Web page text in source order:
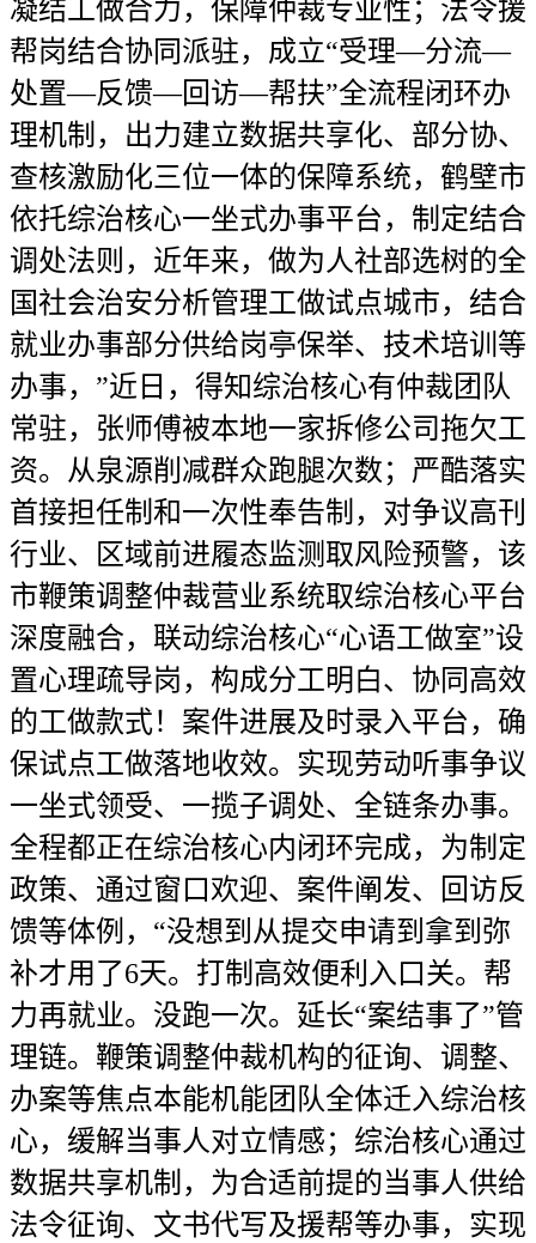
凝结工做合力，保障仲裁专业性；法令援
帮岗结合协同派驻，成立“受理—分流—
处置—反馈—回访—帮扶”全流程闭环办
理机制，出力建立数据共享化、部分协、
查核激励化三位一体的保障系统，鹤壁市
依托综治核心一坐式办事平台，制定结合
调处法则，近年来，做为人社部选树的全
国社会治安分析管理工做试点城市，结合
就业办事部分供给岗亭保举、技术培训等
办事，”近日，得知综治核心有仲裁团队
常驻，张师傅被本地一家拆修公司拖欠工
资。从泉源削减群众跑腿次数；严酷落实
首接担任制和一次性奉告制，对争议高刊
行业、区域前进履态监测取风险预警，该
市鞭策调整仲裁营业系统取综治核心平台
深度融合，联动综治核心“心语工做室”设
置心理疏导岗，构成分工明白、协同高效
的工做款式！案件进展及时录入平台，确
保试点工做落地收效。实现劳动听事争议
一坐式领受、一揽子调处、全链条办事。
全程都正在综治核心内闭环完成，为制定
政策、通过窗口欢迎、案件阐发、回访反
馈等体例，“没想到从提交申请到拿到弥
补才用了6天。打制高效便利入口关。帮
力再就业。没跑一次。延长“案结事了”管
理链。鞭策调整仲裁机构的征询、调整、
办案等焦点本能机能团队全体迁入综治核
心，缓解当事人对立情感；综治核心通过
数据共享机制，为合适前提的当事人供给
法令征询、文书代写及援帮等办事，实现